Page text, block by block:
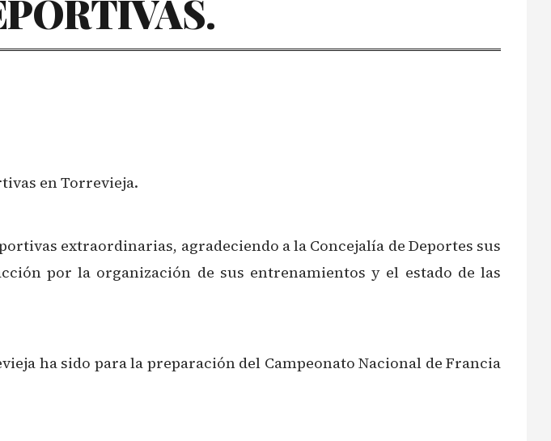
en Torrevieja.
extraordinarias, agradeciendo a la Concejalía de Deportes sus
por la organización de sus entrenamientos y el estado de las
ha sido para la preparación del Campeonato Nacional de Francia